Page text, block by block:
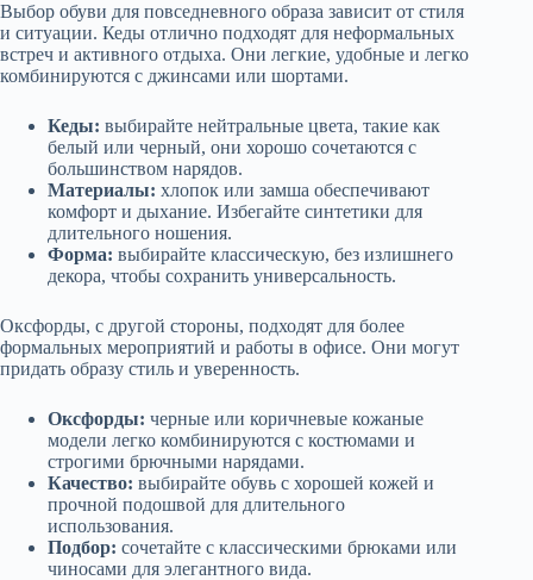
Выбор обуви для повседневного образа зависит от стиля
и ситуации. Кеды отлично подходят для неформальных
встреч и активного отдыха. Они легкие, удобные и легко
комбинируются с джинсами или шортами.
Кеды: выбирайте нейтральные цвета, такие как
белый или черный, они хорошо сочетаются с
большинством нарядов.
Материалы: хлопок или замша обеспечивают
комфорт и дыхание. Избегайте синтетики для
длительного ношения.
Форма: выбирайте классическую, без излишнего
декора, чтобы сохранить универсальность.
Оксфорды, с другой стороны, подходят для более
формальных мероприятий и работы в офисе. Они могут
придать образу стиль и уверенность.
Оксфорды: черные или коричневые кожаные
модели легко комбинируются с костюмами и
строгими брючными нарядами.
Качество: выбирайте обувь с хорошей кожей и
прочной подошвой для длительного
использования.
Подбор: сочетайте с классическими брюками или
чиносами для элегантного вида.